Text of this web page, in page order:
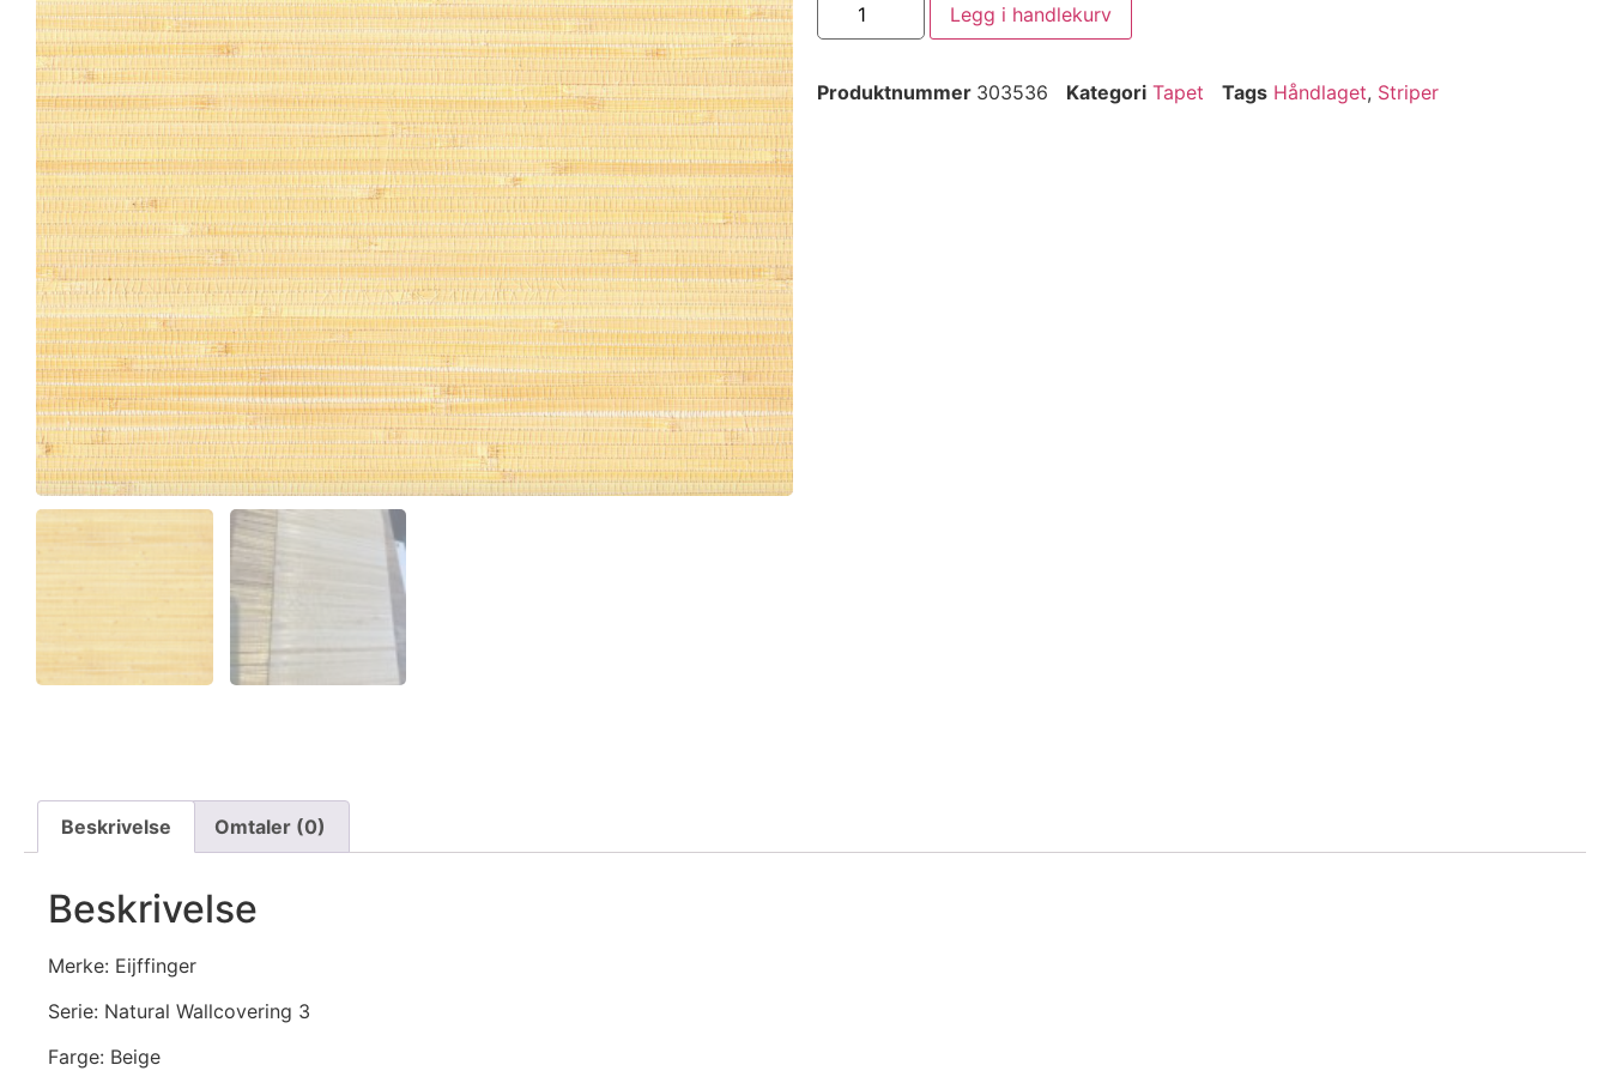
Legg i handlekurv
Produktnummer 303536 Kategori Tapet Tags Håndlaget, Striper
Beskrivelse Omtaler (0)
Beskrivelse
Merke: Eijffinger
Serie: Natural Wallcovering 3
Farge: Beige